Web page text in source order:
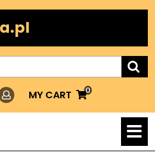
LoginMY CART
MY
0